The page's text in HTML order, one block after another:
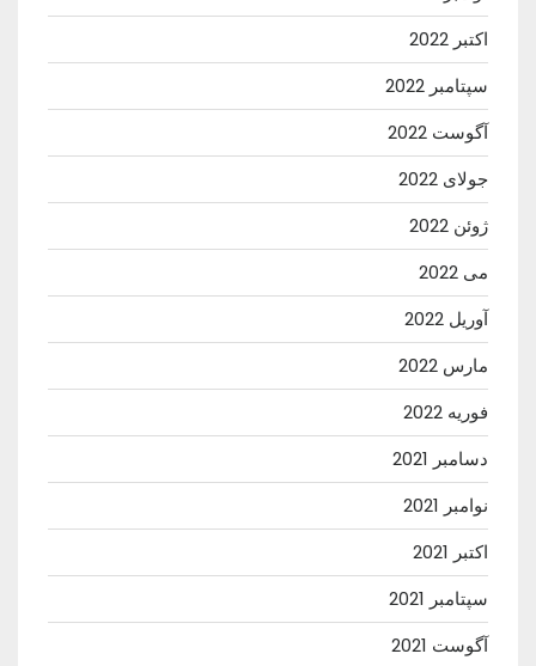
اکتبر 2022
سپتامبر 2022
آگوست 2022
جولای 2022
ژوئن 2022
می 2022
آوریل 2022
مارس 2022
فوریه 2022
دسامبر 2021
نوامبر 2021
اکتبر 2021
سپتامبر 2021
آگوست 2021